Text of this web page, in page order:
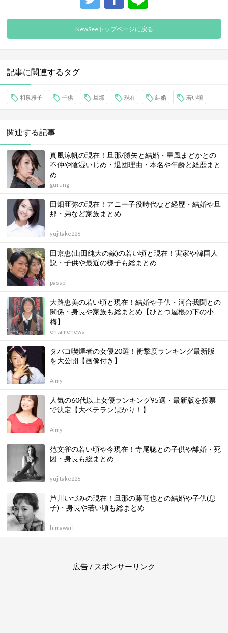
NewSeeトップページに戻る
記事に関連するタグ
和泉雅子 子供 旦那 現在 結婚 若い頃
関連する記事
真風涼帆の現在！旦那/勝矢と結婚・星風まどかとの
不仲や陰湿いじめ・退団理由・本名や年齢と経歴まと
め
gurung
田畑亜弥の現在！アニー子役時代など経歴・結婚や旦
那・弟など家族まとめ
yujitake226
田京恵(山田純大の嫁)の若い頃と現在！実家や韓国人
説・子供や最近の様子も総まとめ
passpi
大路恵美の若い頃と現在！結婚や子供・河合我聞との
関係・身長や家族も総まとめ【ひとつ屋根の下の小
梅】
entamenews
タバコ喫煙者の女優20選！衝撃度ランキング最新版
を大公開【画像付き】
Aimy
人気の60代以上女優ランキング95選・最新版を投票
で決定【大ベテランばかり！】
Aimy
范文雀の若い頃や今現在！寺尾聰との子供や離婚・死
因・身長も総まとめ
yujitake226
芦川いづみの現在！旦那の藤竜也との結婚や子供(息
子)・身長や若い頃も総まとめ
himawari
広告 / スポンサーリンク